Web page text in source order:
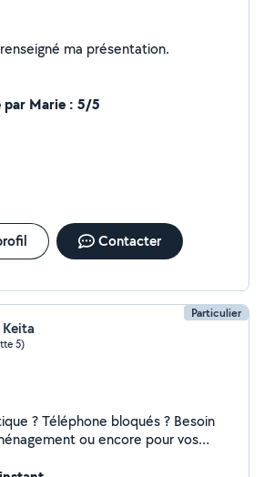
Je n'ai pas encore renseigné ma présentation.
par Marie : 5/5
Contacter
Particulier
5)
? Téléphone bloqués ? Besoin
ou encore pour vos